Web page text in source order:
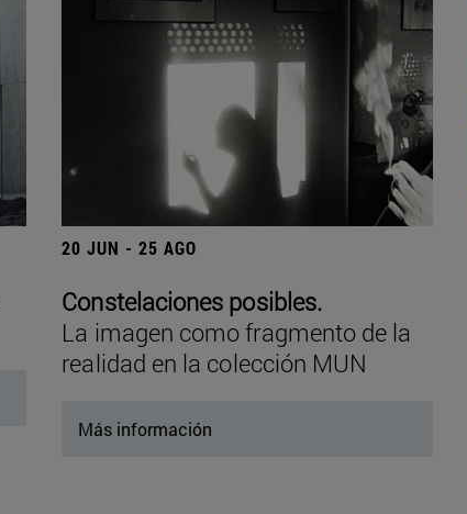
20 JUN - 25 AGO
Constelaciones posibles.
La imagen como fragmento de la
realidad en la colección MUN
Más información